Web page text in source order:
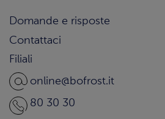
Domande e risposte
Contattaci
Filiali
online@bofrost.it
80 30 30